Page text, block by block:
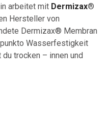
arbeitet mit Dermizax®
Hersteller von
Dermizax® Membran
Wasserfestigkeit
trocken – innen und